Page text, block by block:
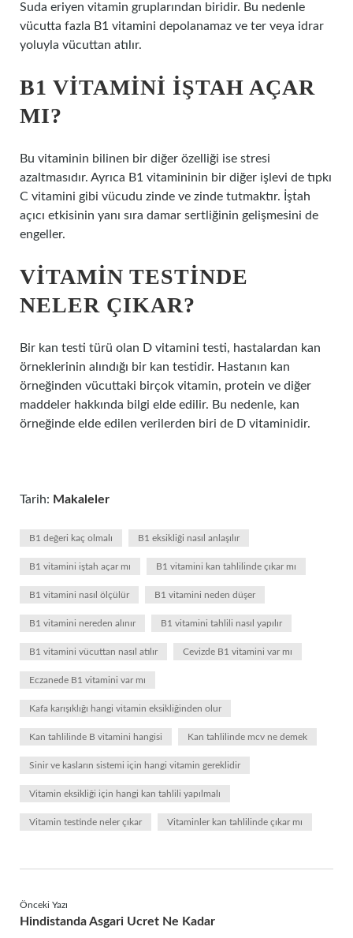
Suda eriyen vitamin gruplarından biridir. Bu nedenle
vücutta fazla B1 vitamini depolanamaz ve ter veya idrar
yoluyla vücuttan atılır.
B1 VITAMINI IŞTAH AÇAR
MI?
Bu vitaminin bilinen bir diğer özelliği ise stresi
azaltmasıdır. Ayrıca B1 vitamininin bir diğer işlevi de tıpkı
C vitamini gibi vücudu zinde ve zinde tutmaktır. İştah
açıcı etkisinin yanı sıra damar sertliğinin gelişmesini de
engeller.
VITAMIN TESTINDE
NELER ÇIKAR?
Bir kan testi türü olan D vitamini testi, hastalardan kan
örneklerinin alındığı bir kan testidir. Hastanın kan
örneğinden vücuttaki birçok vitamin, protein ve diğer
maddeler hakkında bilgi elde edilir. Bu nedenle, kan
örneğinde elde edilen verilerden biri de D vitaminidir.
Tarih: Makaleler
B1 değeri kaç olmalı B1 eksikliği nasıl anlaşılır
B1 vitamini iştah açar mı B1 vitamini kan tahlilinde çıkar mı
B1 vitamini nasıl ölçülür B1 vitamini neden düşer
B1 vitamini nereden alınır B1 vitamini tahlili nasıl yapılır
B1 vitamini vücuttan nasıl atılır Cevizde B1 vitamini var mı
Eczanede B1 vitamini var mı
Kafa karışıklığı hangi vitamin eksikliğinden olur
Kan tahlilinde B vitamini hangisi Kan tahlilinde mcv ne demek
Sinir ve kasların sistemi için hangi vitamin gereklidir
Vitamin eksikliği için hangi kan tahlili yapılmalı
Vitamin testinde neler çıkar Vitaminler kan tahlilinde çıkar mı
Önceki Yazı
Hindistanda Asgari Ucret Ne Kadar